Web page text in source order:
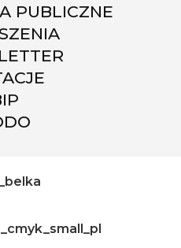
PUBLICZNE